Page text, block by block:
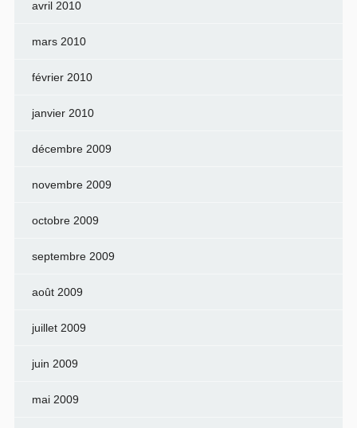
avril 2010
mars 2010
février 2010
janvier 2010
décembre 2009
novembre 2009
octobre 2009
septembre 2009
août 2009
juillet 2009
juin 2009
mai 2009